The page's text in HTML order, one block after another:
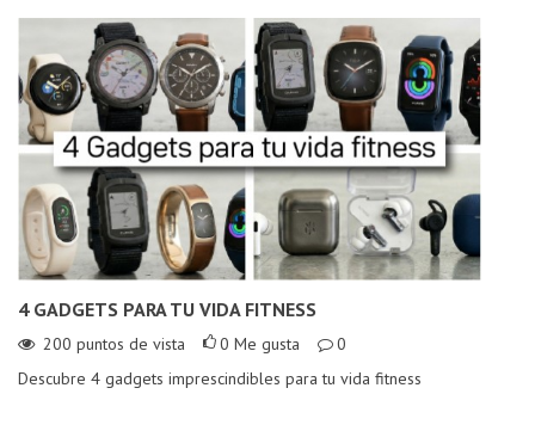
4 GADGETS PARA TU VIDA FITNESS
200 puntos de vista 0 Me gusta
0
Descubre 4 gadgets imprescindibles para tu vida fitness